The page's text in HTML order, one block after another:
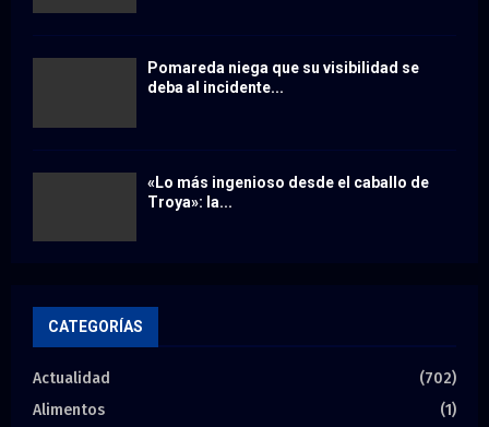
Pomareda niega que su visibilidad se
deba al incidente...
«Lo más ingenioso desde el caballo de
Troya»: la...
CATEGORÍAS
Actualidad
(702)
Alimentos
(1)